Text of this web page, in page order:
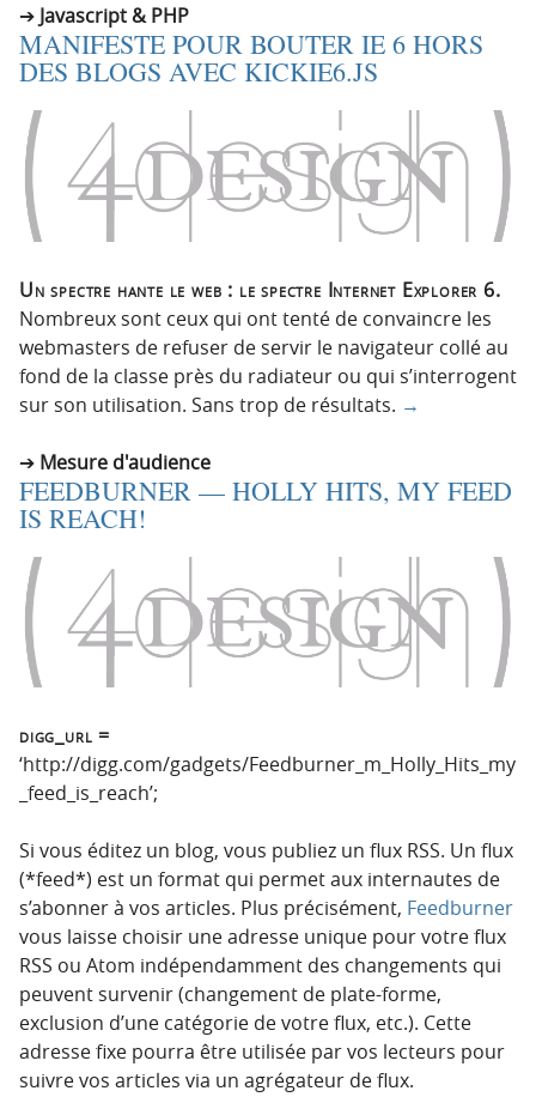
Javascript & PHP
MANIFESTE POUR BOUTER IE 6 HORS
DES BLOGS AVEC KICKIE6.JS
Un spectre hante le web : le spectre Internet Explorer 6.
Nombreux sont ceux qui ont tenté de convaincre les
webmasters de refuser de servir le navigateur collé au
fond de la classe près du radiateur ou qui s’interrogent
sur son utilisation. Sans trop de résultats. →
Mesure d'audience
FEEDBURNER — HOLLY HITS, MY FEED
IS REACH!
digg_url =
‘http://digg.com/gadgets/Feedburner_m_Holly_Hits_my
_feed_is_reach’;
Si vous éditez un blog, vous publiez un flux RSS. Un flux
(*feed*) est un format qui permet aux internautes de
s’abonner à vos articles. Plus précisément, Feedburner
vous laisse choisir une adresse unique pour votre flux
RSS ou Atom indépendamment des changements qui
peuvent survenir (changement de plate-forme,
exclusion d’une catégorie de votre flux, etc.). Cette
adresse fixe pourra être utilisée par vos lecteurs pour
suivre vos articles via un agrégateur de flux.